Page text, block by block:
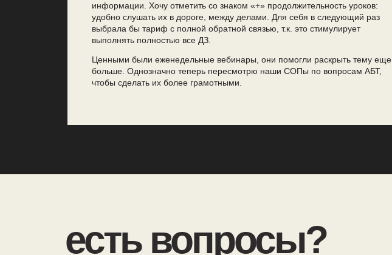
информации. Хочу отметить со знаком «+» продолжительность уроков:
удобно слушать их в дороге, между делами. Для себя в следующий раз
выбрала бы тариф с полной обратной связью, т.к. это стимулирует
выполнять полностью все ДЗ.
Ценными были еженедельные вебинары, они помогли раскрыть тему еще
больше. Однозначно теперь пересмотрю наши СОПы по вопросам АБТ,
чтобы сделать их более грамотными.
есть вопросы?